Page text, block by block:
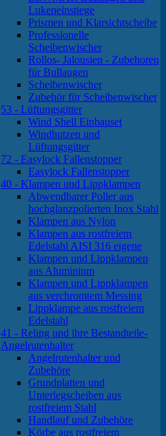
Lukeneinstiege
Prismen und Klarsichtscheibe
Professionelle
Scheibenwischer
Rollos- Jalousien - Zubehoren
für Bullaugen
Scheibenwischer
Zubehör für Scheibenwischer
53 - Lüftungsgitter
Wind Shell Einbauset
Windhutzen und
Lüftungsgitter
72 - Easylock Fallenstopper
Easylock Fallenstopper
40 - Klampen und Lippklampen
Abwendbarer Poller aus
hochglanzpolierten Inox Stahl
Klampen aus Nylon
Klampen aus rostfreiem
Edelstahl AISI 316 eigene
Klampen und Lippklampen
aus Aluminium
Klampen und Lippklampen
aus verchromtem Messing
Lippklampe aus rostfreiem
Edelstahl
41 - Reling und ihre Bestandteile-
Angelrutenhalter
Angelrutenhalter und
Zubehöre
Grundplatten und
Unterlegscheiben aus
rostfreiem Stahl
Handlauf und Zubehöre
Körbe aus rostfreiem